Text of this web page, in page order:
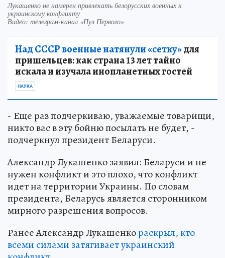
Лукашенко не намерен привлекать белорусских военных к
украинскому конфликту
Видео: телеграм-канал «Пул Первого»
Над СССР военные натянули «сетку»для
пришельцев: как страна 13 лет тайно
искала и изучала инопланетных гостей
НАУКА
- Еще раз подчеркиваю, уважаемые товарищи,
никто вас в эту бойню посылать не будет, -
подчеркнул президент Беларуси.
Александр Лукашенко заявил: Беларуси и не
нужен конфликт и это плохо, что конфликт
идет на территории Украины. По словам
президента, Беларусь является сторонником
мирного разрешения вопросов.
Ранее Александр Лукашенкораскрыл, кто
всеми силами затягивает украинский